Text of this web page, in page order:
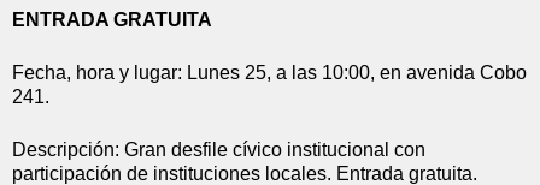
ENTRADA GRATUITA
Fecha, hora y lugar: Lunes 25, a las 10:00, en avenida Cobo
241.
Descripción: Gran desfile cívico institucional con
participación de instituciones locales. Entrada gratuita.